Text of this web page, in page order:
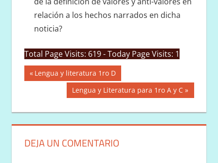
relación a los hechos narrados en dicha
noticia?
Total Page Visits: 619 - Today Page Visits: 1
Navegación
entradas
Entrada
anterior:
Lengua y literatura 1ro D
Siguiente
Lengua y Literatura para 1ro A y C
DEJA UN COMENTARIO